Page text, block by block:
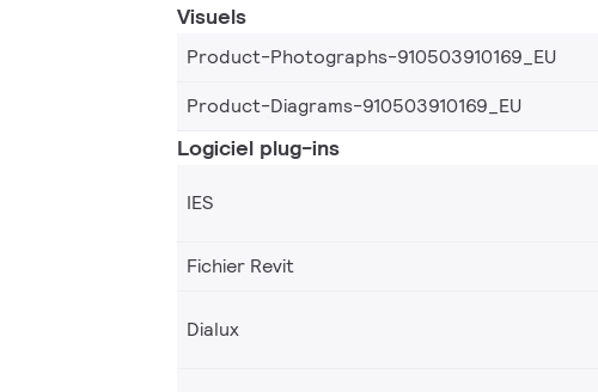
Visuels
Product-Photographs-910503910169_EU
Product-Diagrams-910503910169_EU
Logiciel plug-ins
IES
Fichier Revit
Dialux